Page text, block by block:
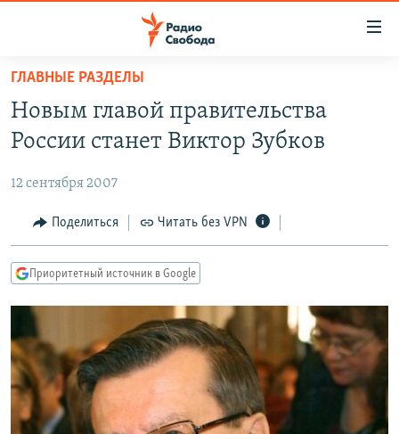
упрощенного
доступа
Вернуться
основному
Вернутся
главной
навигации
Вернутся
поиску
ЦИТАТЫ СВОБОДЫ
МНЕНИЯ
IDEL.РЕАЛИИ
КАВКАЗ.РЕАЛИИ
СЕВЕР.РЕАЛИИ
СИБИРЬ.РЕАЛИИ
РАСПИСАНИЕ ВЕЩАНИЯ
ГЛАВНЫЕ РАЗДЕЛЫ
Новым главой правительства
России станет Виктор Зубков
12 сентября 2007
Поделиться Читать без VPN
Приоритетный источник в Google